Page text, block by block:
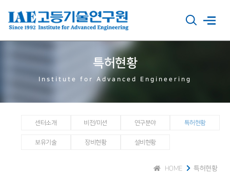
특허현황
Institute for Advanced Engineering
센터소개 비전/미션 연구분야 특허현황
보유기술 장비현황 설비현황
특허현황
HOME